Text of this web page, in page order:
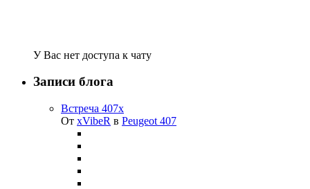
У Вас нет доступа к чату
Записи блога
Встреча 407х
От xVibeR в Peugeot 407